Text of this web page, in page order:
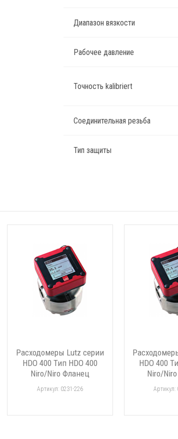
Диапазон вязкости
Рабочее давление
Точность kalibriert
Соединительная резьба
Тип защиты
Расходомеры Lutz серии
HDO 400 Тип HDO 400
Niro/Niro Фланец
Артикул: 0231-226
HDO 400
Niro/
Артикул: